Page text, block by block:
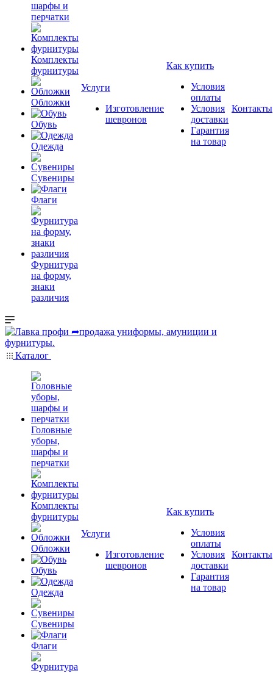
шарфы и
перчатки
Комплекты
фурнитуры
Обложки
Обувь
Одежда
Сувениры
Флаги
Фурнитура
на форму,
знаки
различия
Услуги
Изготовление
шевронов
Как купить
Условия
оплаты
Условия
доставки
Гарантия
на товар
Контакты
Каталог
Головные
уборы,
шарфы и
перчатки
Комплекты
фурнитуры
Обложки
Обувь
Одежда
Сувениры
Флаги
Услуги
Изготовление
шевронов
Как купить
Условия
оплаты
Условия
доставки
Гарантия
на товар
Контакты